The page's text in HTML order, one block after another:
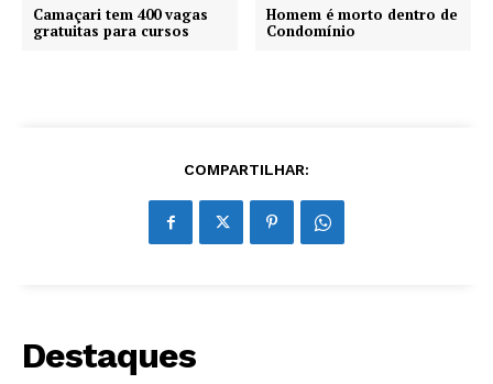
Camaçari tem 400 vagas
gratuitas para cursos
Homem é morto dentro de
Condomínio
COMPARTILHAR:
Destaques